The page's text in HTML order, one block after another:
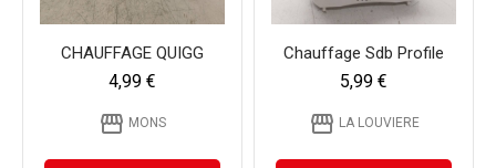
CHAUFFAGE QUIGG
4,99 €
storefront MONS
Chauffage Sdb Profile
5,99 €
storefront LA LOUVIERE